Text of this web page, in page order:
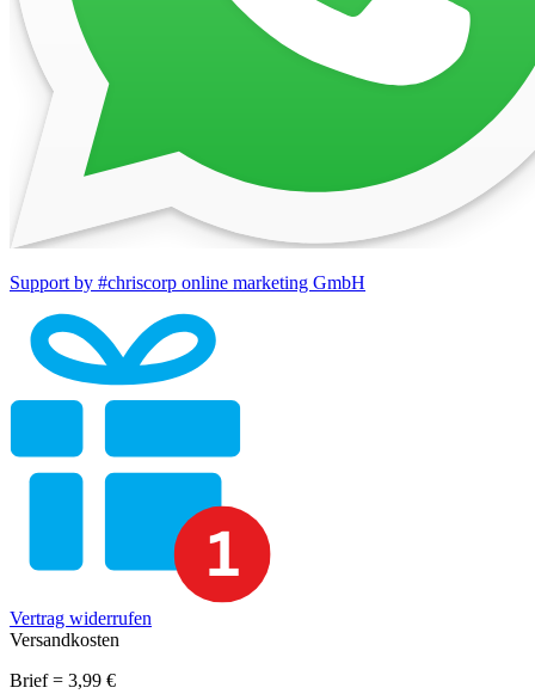
Support by #chriscorp online marketing GmbH
Vertrag widerrufen
Versandkosten
Brief = 3,99 €